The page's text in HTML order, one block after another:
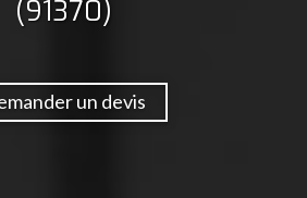
(91370)
un devis